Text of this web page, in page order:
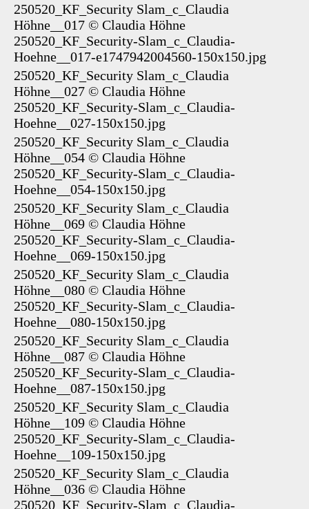
250520_KF_Security Slam_c_Claudia
Höhne__017 © Claudia Höhne
250520_KF_Security-Slam_c_Claudia-
Hoehne__017-e1747942004560-150x150.jpg
250520_KF_Security Slam_c_Claudia
Höhne__027 © Claudia Höhne
250520_KF_Security-Slam_c_Claudia-
Hoehne__027-150x150.jpg
250520_KF_Security Slam_c_Claudia
Höhne__054 © Claudia Höhne
250520_KF_Security-Slam_c_Claudia-
Hoehne__054-150x150.jpg
250520_KF_Security Slam_c_Claudia
Höhne__069 © Claudia Höhne
250520_KF_Security-Slam_c_Claudia-
Hoehne__069-150x150.jpg
250520_KF_Security Slam_c_Claudia
Höhne__080 © Claudia Höhne
250520_KF_Security-Slam_c_Claudia-
Hoehne__080-150x150.jpg
250520_KF_Security Slam_c_Claudia
Höhne__087 © Claudia Höhne
250520_KF_Security-Slam_c_Claudia-
Hoehne__087-150x150.jpg
250520_KF_Security Slam_c_Claudia
Höhne__109 © Claudia Höhne
250520_KF_Security-Slam_c_Claudia-
Hoehne__109-150x150.jpg
250520_KF_Security Slam_c_Claudia
Höhne__036 © Claudia Höhne
250520_KF_Security-Slam_c_Claudia-